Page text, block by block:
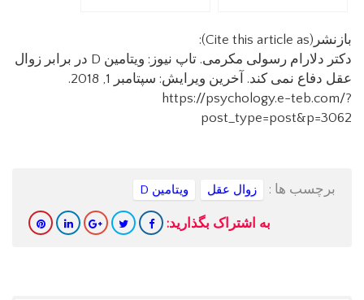
بازنشر(Cite this article as):
دکتر دلارام رسولی مکرمی. تاپ نیوز: ویتامین D در برابر زوال
عقل دفاع نمی کند. آخرین ویرایش: سپتامبر 1, 2018.
https://psychology.e-teb.com/?
post_type=post&p=3062
برچسب ها : زوال عقل ویتامین D
به اشتراک بگذارید: